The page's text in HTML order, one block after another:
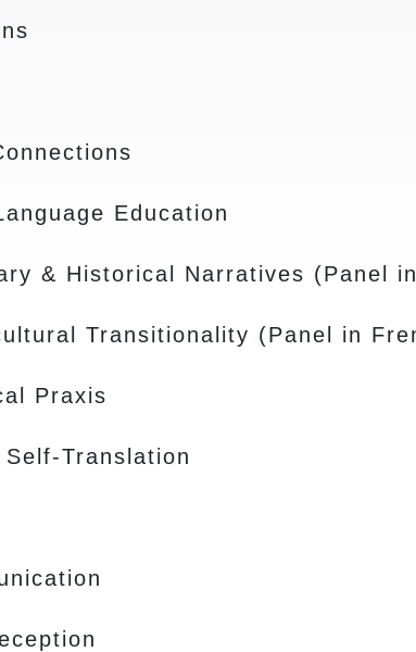
Education
& Historical Narratives (Panel
Transitionality (Panel in
Praxis
Translation